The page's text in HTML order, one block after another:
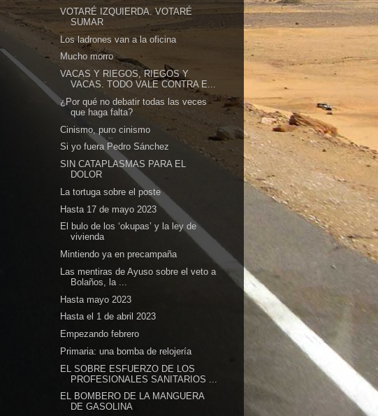
VOTARÉ IZQUIERDA. VOTARÉ
SUMAR
Los ladrones van a la oficina
Mucho morro
VACAS Y RIEGOS, RIEGOS Y
VACAS. TODO VALE CONTRA E...
¿Por qué no debatir todas las veces
que haga falta?
Cinismo, puro cinismo
Si yo fuera Pedro Sánchez
SIN CATAPLASMAS PARA EL
DOLOR
La tortuga sobre el poste
Hasta 17 de mayo 2023
El bulo de los ‘okupas’ y la ley de
vivienda
Mintiendo ya en precampaña
Las mentiras de Ayuso sobre el veto a
Bolaños, la ...
Hasta mayo 2023
Hasta el 1 de abril 2023
Empezando febrero
Primaria: una bomba de relojería
EL SOBRE ESFUERZO DE LOS
PROFESIONALES SANITARIOS ...
EL BOMBERO DE LA MANGUERA
DE GASOLINA